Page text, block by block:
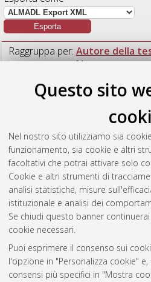
Questo sito
Nel nostro sito utilizziamo sia
funzionamento, sia cookie e altri
facoltativi che potrai attivare solo
Cookie e altri strumenti di
analisi statistiche, misure
istituzionale e analisi dei
Se chiudi questo banner
cookie necessari.
Puoi esprimere il consenso sui
l'opzione in "Personalizza cookie"
consensi più specifici in "Mostra
Raggruppa per: Autore della
Nessun
Numero di documenti:1
(2024)
elettrico a batteria.[Laurea
Corso di Studio inIngegneria
Documento full-text non
Questa lista e' stata
Atom
Rss 1.0